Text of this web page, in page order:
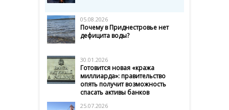
05.08.2026
Почему в Приднестровье нет
дефицита воды?
30.01.2026
Готовится новая «кража
миллиарда»: правительство
опять получит возможность
спасать активы банков
25.07.2026